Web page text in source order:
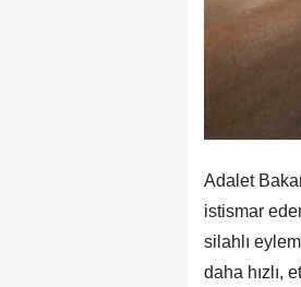
Adalet
istismar
silahlı
daha hızlı,